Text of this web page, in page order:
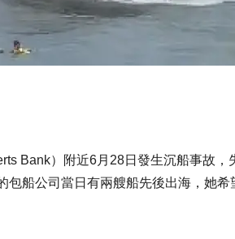
Bank）附近6月28日發生沉船事故
船公司當日有兩艘船先後出海，她希